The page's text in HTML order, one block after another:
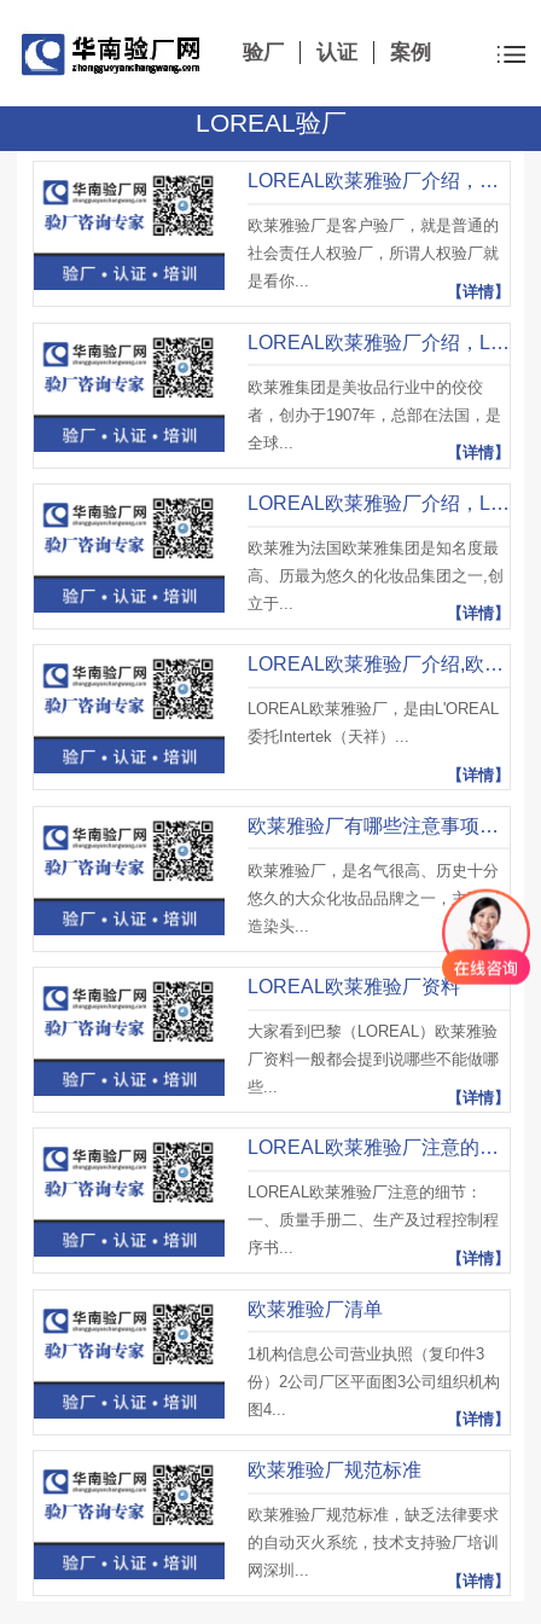
验厂 认证 案例
LOREAL验厂
LOREAL欧莱雅验厂介绍，欧莱雅验厂标准及LOREAL验厂审核流程
欧莱雅验厂是客户验厂，就是普通的
社会责任人权验厂，所谓人权验厂就
是看你...
【详情】
LOREAL欧莱雅验厂介绍，LOREAL欧莱雅供应商基本要求及注意事项
欧莱雅集团是美妆品行业中的佼佼
者，创办于1907年，总部在法国，是
全球...
【详情】
LOREAL欧莱雅验厂介绍，LOREAL验厂审核结果等级划分及审核注意事项
欧莱雅为法国欧莱雅集团是知名度最
高、历最为悠久的化妆品集团之一,创
立于...
【详情】
LOREAL欧莱雅验厂介绍,欧莱雅验厂审核要求及审核意义
LOREAL欧莱雅验厂，是由L'OREAL
委托Intertek（天祥）...
【详情】
欧莱雅验厂有哪些注意事项呢？欧莱雅验厂辅导
欧莱雅验厂，是名气很高、历史十分
悠久的大众化妆品品牌之一，主要制
造染头...
【详情】
LOREAL欧莱雅验厂资料
大家看到巴黎（LOREAL）欧莱雅验
厂资料一般都会提到说哪些不能做哪
些...
【详情】
LOREAL欧莱雅验厂注意的细节
LOREAL欧莱雅验厂注意的细节：
一、质量手册二、生产及过程控制程
序书...
【详情】
欧莱雅验厂清单
1机构信息公司营业执照（复印件3
份）2公司厂区平面图3公司组织机构
图4...
【详情】
欧莱雅验厂规范标准
欧莱雅验厂规范标准，缺乏法律要求
的自动灭火系统，技术支持验厂培训
网深圳...
【详情】